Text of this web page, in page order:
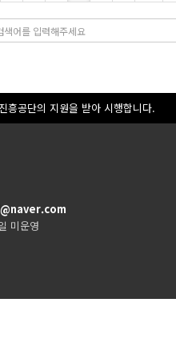
흥공단의 지원을 받아 시행합니다.
미운영